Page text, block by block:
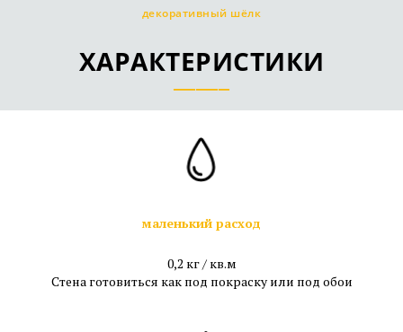
декоративный шёлк
ХАРАКТЕРИСТИКИ
_____
маленький расход
0,2 кг / кв.м
Стена готовиться как под покраску или под обои